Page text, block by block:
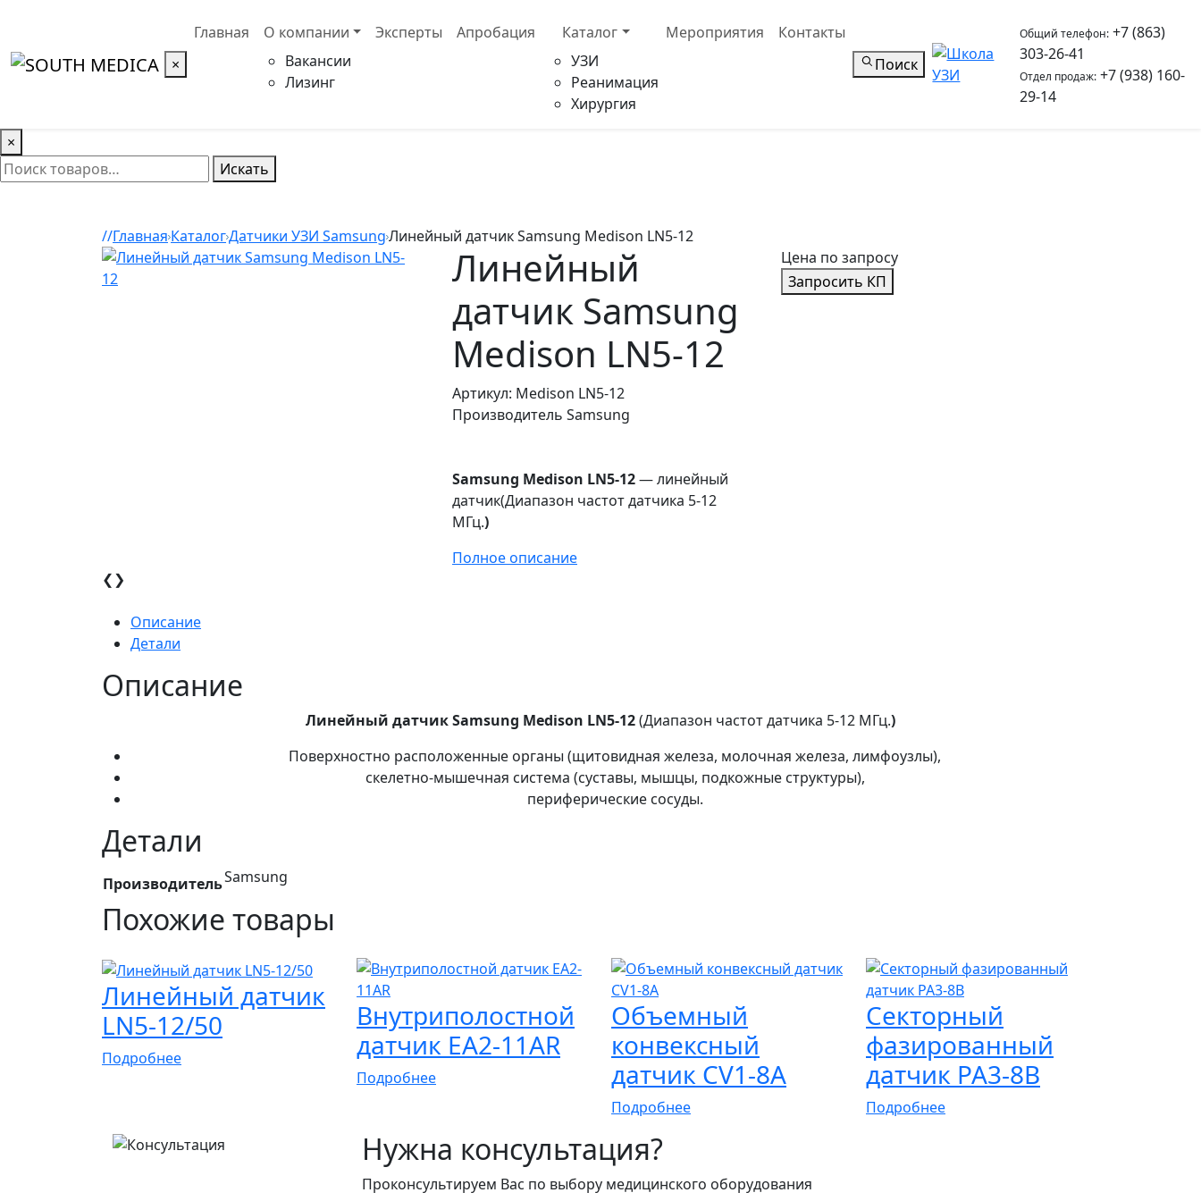
×
Главная
О компании
Вакансии
Лизинг
Эксперты Апробация
Каталог
УЗИ
Реанимация
Хирургия
Мероприятия
Контакты
Поиск
Общий телефон:+7 (863)
303-26-41
Отдел продаж:+7 (938) 160-
29-14
×
Искать
Главная КаталогДатчики УЗИ SamsungЛинейный датчик Samsung Medison LN5-12
Линейный
датчик Samsung
Medison LN5-12
Артикул: Medison LN5-12
Производитель Samsung
Samsung Medison LN5-12— линейный
датчик(Диапазон частот датчика 5-12
МГц.)
Полное описание
Цена по запросу
Запросить КП
❮❯
Описание
Детали
Описание
Линейный датчик Samsung Medison LN5-12(Диапазон частот датчика 5-12 МГц.)
Поверхностно расположенные органы (щитовидная железа, молочная железа, лимфоузлы),
скелетно-мышечная система (суставы, мышцы, подкожные структуры),
периферические сосуды.
Детали
ПроизводительSamsung
Похожие товары
Линейный датчик
LN5-12/50
Подробнее
Внутриполостной
датчик EA2-11AR
Подробнее
Объемный
конвексный
датчик CV1-8A
Подробнее
Секторный
фазированный
датчик PA3-8B
Подробнее
Нужна консультация?
Проконсультируем Вас по выбору медицинского оборудования